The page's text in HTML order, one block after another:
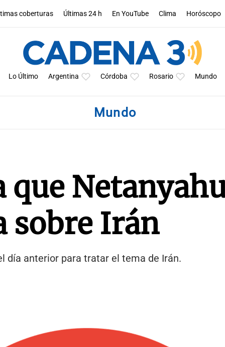
coberturas Últimas 24 h En YouTube Clima Horóscopo
Lo Último Argentina Córdoba Rosario Mundo
Mundo
que
sobre Irán
día anterior para tratar el tema de Irán.